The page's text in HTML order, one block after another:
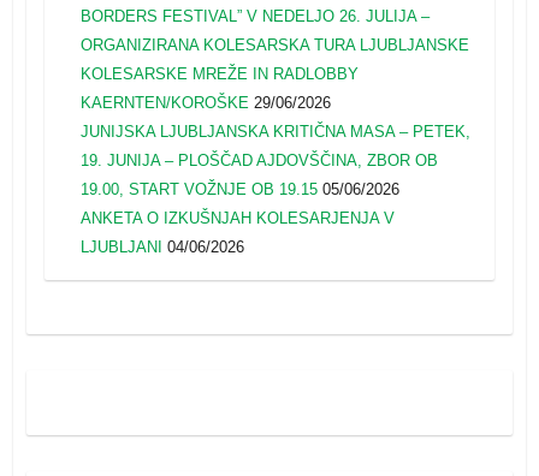
BORDERS FESTIVAL” V NEDELJO 26. JULIJA –
ORGANIZIRANA KOLESARSKA TURA LJUBLJANSKE
KOLESARSKE MREŽE IN RADLOBBY
KAERNTEN/KOROŠKE 29/06/2026
JUNIJSKA LJUBLJANSKA KRITIČNA MASA – PETEK,
19. JUNIJA – PLOŠČAD AJDOVŠČINA, ZBOR OB
19.00, START VOŽNJE OB 19.15 05/06/2026
ANKETA O IZKUŠNJAH KOLESARJENJA V
LJUBLJANI 04/06/2026